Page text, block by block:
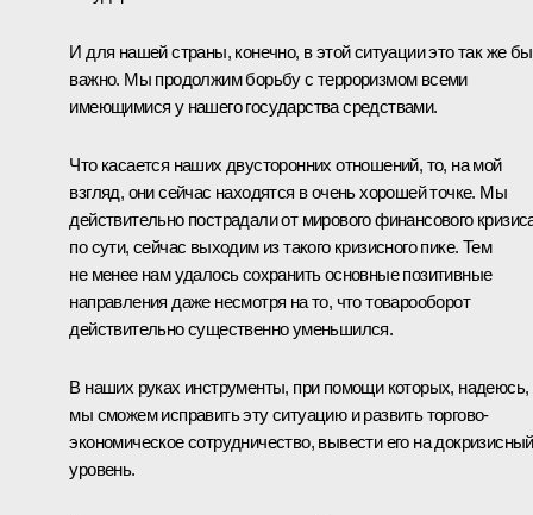
И для нашей страны, конечно, в этой ситуации это так же
важно. Мы продолжим борьбу с терроризмом всеми
имеющимися у нашего государства средствами.
Что касается наших двусторонних отношений, то, на мой
взгляд, они сейчас находятся в очень хорошей точке. Мы
действительно пострадали от мирового финансового
по сути, сейчас выходим из такого кризисного пике. Тем
не менее нам удалось сохранить основные позитивные
направления даже несмотря на то, что товарооборот
действительно существенно уменьшился.
В наших руках инструменты, при помощи которых, надеюсь,
мы сможем исправить эту ситуацию и развить торгово-
экономическое сотрудничество, вывести его на докризисный
уровень.